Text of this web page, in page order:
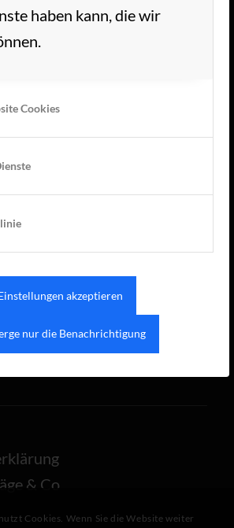
haben kann, die wir
Cookies
akzeptieren
nur die Benachrichtigung
7
& Co
Cookies. Wenn Sie die Website weiter